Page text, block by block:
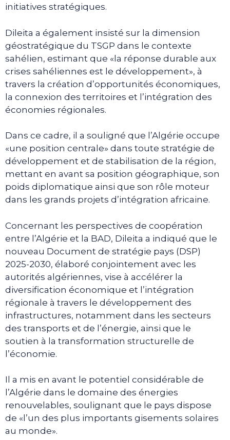
initiatives stratégiques.
Dileita a également insisté sur la dimension
géostratégique du TSGP dans le contexte
sahélien, estimant que «la réponse durable aux
crises sahéliennes est le développement», à
travers la création d’opportunités économiques,
la connexion des territoires et l’intégration des
économies régionales.
Dans ce cadre, il a souligné que l’Algérie occupe
«une position centrale» dans toute stratégie de
développement et de stabilisation de la région,
mettant en avant sa position géographique, son
poids diplomatique ainsi que son rôle moteur
dans les grands projets d’intégration africaine.
Concernant les perspectives de coopération
entre l’Algérie et la BAD, Dileita a indiqué que le
nouveau Document de stratégie pays (DSP)
2025-2030, élaboré conjointement avec les
autorités algériennes, vise à accélérer la
diversification économique et l’intégration
régionale à travers le développement des
infrastructures, notamment dans les secteurs
des transports et de l’énergie, ainsi que le
soutien à la transformation structurelle de
l’économie.
Il a mis en avant le potentiel considérable de
l’Algérie dans le domaine des énergies
renouvelables, soulignant que le pays dispose
de «l’un des plus importants gisements solaires
au monde».